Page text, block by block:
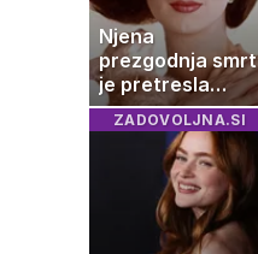
Njena
prezgodnja smrt
je pretresla
modni svet: za
slavo se je
skrivala
tragedija
ZADOVOLJNA.SI